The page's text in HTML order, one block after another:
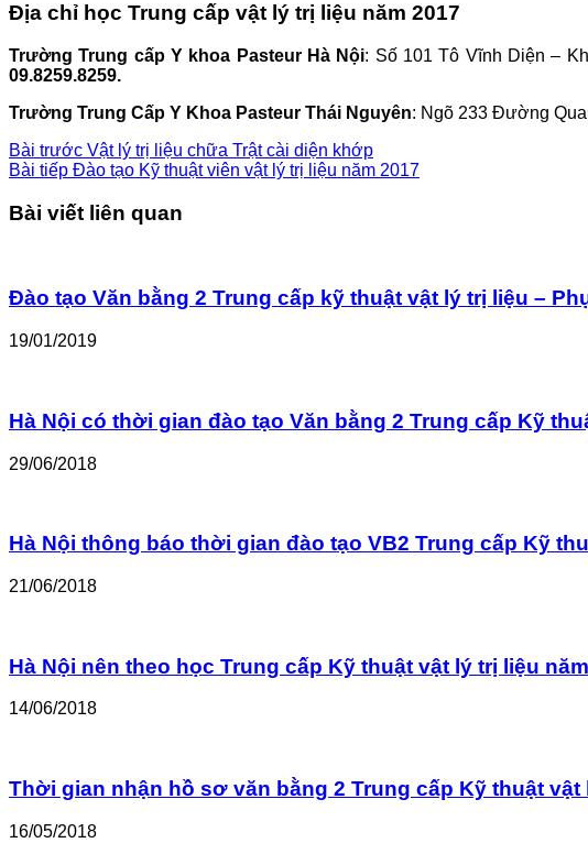
Địa chỉ học Trung cấp vật lý trị liệu năm 2017
Trường Trung cấp Y khoa Pasteur Hà Nội: Số 101 Tô Vĩnh Diện –
09.8259.8259.
Trường Trung Cấp Y Khoa Pasteur Thái Nguyên: Ngõ 233 Đường
Bài trước Vật lý trị liệu chữa Trật cài diện khớp
Bài tiếp Đào tạo Kỹ thuật viên vật lý trị liệu năm 2017
Bài viết liên quan
Đào tạo Văn bằng 2 Trung cấp kỹ thuật vật lý trị liệu –
19/01/2019
Hà Nội có thời gian đào tạo Văn bằng 2 Trung cấp Kỹ
29/06/2018
Hà Nội thông báo thời gian đào tạo VB2 Trung cấp Kỹ
21/06/2018
Hà Nội nên theo học Trung cấp Kỹ thuật vật lý trị liệu
14/06/2018
Thời gian nhận hồ sơ văn bằng 2 Trung cấp Kỹ thuật vật
16/05/2018